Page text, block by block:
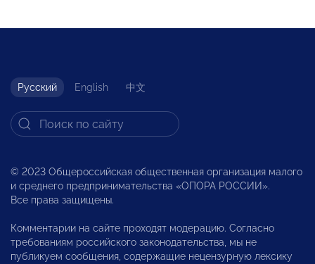
Русский English 中文
© 2023 Общероссийская общественная организация малого
и среднего предпринимательства «ОПОРА РОССИИ».
Все права защищены.
Комментарии на сайте проходят модерацию. Согласно
требованиям российского законодательства, мы не
публикуем сообщения, содержащие нецензурную лексику